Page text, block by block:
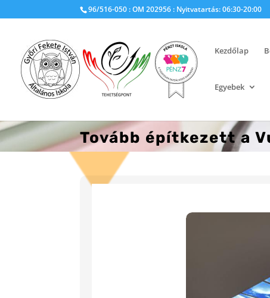
96/516-050 : OM 202956 : Nyitvatartás: 06:30-20:00
Kezdőlap
Egyebek
Tovább építkezett a